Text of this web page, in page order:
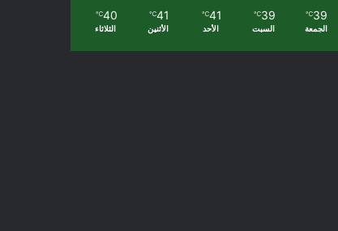
39
℃
الجمعة
39
℃
السبت
41
℃
الأحد
41
℃
الأثنين
40
℃
الثلاثاء